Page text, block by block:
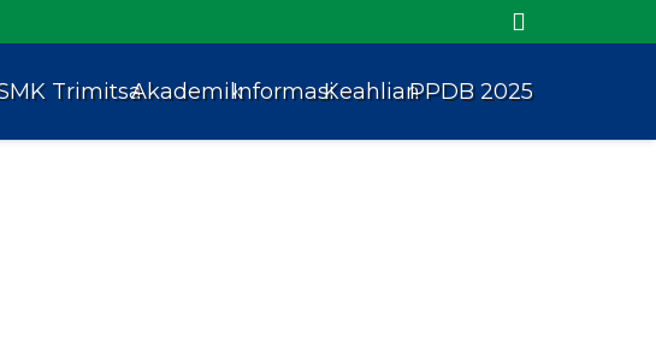
TrimitsaAkademikInformasiKeahlianPPDB 2025